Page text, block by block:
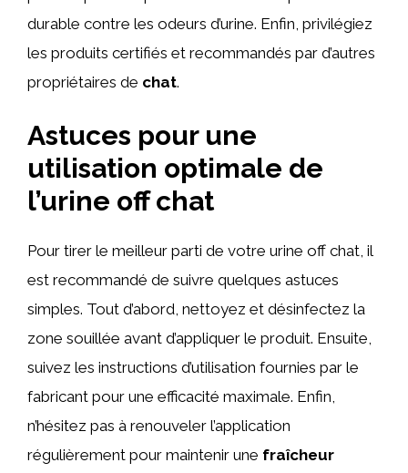
durable contre les odeurs d’urine. Enfin, privilégiez
les produits certifiés et recommandés par d’autres
propriétaires de chat.
Astuces pour une
utilisation optimale de
l’urine off chat
Pour tirer le meilleur parti de votre urine off chat, il
est recommandé de suivre quelques astuces
simples. Tout d’abord, nettoyez et désinfectez la
zone souillée avant d’appliquer le produit. Ensuite,
suivez les instructions d’utilisation fournies par le
fabricant pour une efficacité maximale. Enfin,
n’hésitez pas à renouveler l’application
régulièrement pour maintenir une fraîcheur